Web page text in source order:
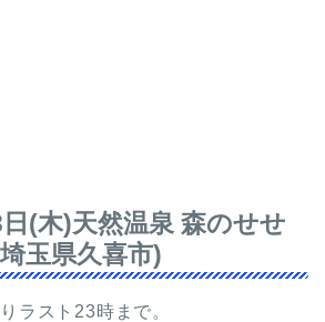
(木)天然温泉 森のせせ
玉県久喜市)
ラスト23時まで。